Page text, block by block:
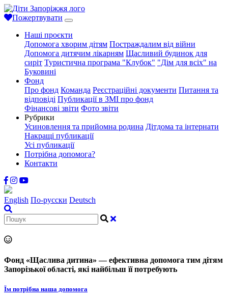
Пожертвувати
Наші проєкти
Допомога хворим дітям Постраждалим від війни
Допомога дитячим лікарням Щасливий будинок для
сиріт Туристична програма "Клубок" "Дім для всіх" на
Буковині
Фонд
Про фонд Команда Реєстраційні документи Питання та
відповіді Публикації в ЗМІ про фонд
Фінансові звіти Фото звіти
Рубрики
Усиновлення та прийомна родина Дітдома та інтернати
Накращі публикації
Усі публикації
Потрібна допомога?
Контакти
English По-русски Deutsch
Фонд «Щаслива дитина» — ефективна допомога тим дітям
Запорізької області, які найбільш її потребують
Їм потрібна наша допомога